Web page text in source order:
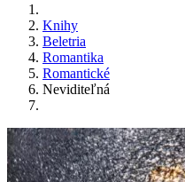
Knihy
Beletria
Romantika
Romantické
Neviditeľná